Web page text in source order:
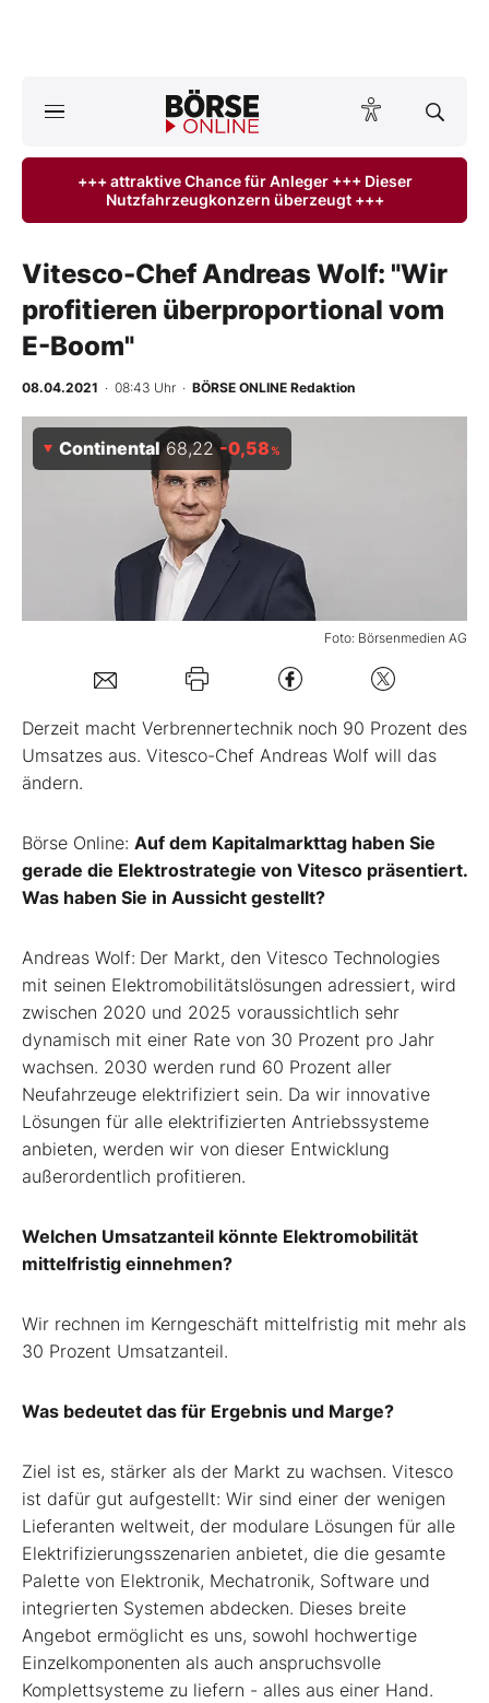
ktuelle Ausgabe BÖRSE ONLINE lesen
Finanz-Check
BO-Musterdepots
Experten
Mein Konto
Folgen Sie uns
Kontakt
+++ attraktive Chance für Anleger +++ Dieser
Nutzfahrzeugkonzern überzeugt +++
Vitesco-Chef Andreas Wolf: "Wir
profitieren überproportional vom
E-Boom"
08.04.2021 · 08:43 Uhr · BÖRSE ONLINE Redaktion
Foto: Börsenmedien AG
Continental 68,22 -0,58 %
Derzeit macht Verbrennertechnik noch 90 Prozent des
Umsatzes aus. Vitesco-Chef Andreas Wolf will das
ändern.
Börse Online: Auf dem Kapitalmarkttag haben Sie
gerade die Elektrostrategie von Vitesco präsentiert.
Was haben Sie in Aussicht gestellt?
Andreas Wolf: Der Markt, den Vitesco Technologies
mit seinen Elektromobilitätslösungen adressiert, wird
zwischen 2020 und 2025 voraussichtlich sehr
dynamisch mit einer Rate von 30 Prozent pro Jahr
wachsen. 2030 werden rund 60 Prozent aller
Neufahrzeuge elektrifiziert sein. Da wir innovative
Lösungen für alle elektrifizierten Antriebssysteme
anbieten, werden wir von dieser Entwicklung
außerordentlich profitieren.
Welchen Umsatzanteil könnte Elektromobilität
mittelfristig einnehmen?
Wir rechnen im Kerngeschäft mittelfristig mit mehr als
30 Prozent Umsatzanteil.
Was bedeutet das für Ergebnis und Marge?
Ziel ist es, stärker als der Markt zu wachsen. Vitesco
ist dafür gut aufgestellt: Wir sind einer der wenigen
Lieferanten weltweit, der modulare Lösungen für alle
Elektrifizierungsszenarien anbietet, die die gesamte
Palette von Elektronik, Mechatronik, Software und
integrierten Systemen abdecken. Dieses breite
Angebot ermöglicht es uns, sowohl hochwertige
Einzelkomponenten als auch anspruchsvolle
Komplettsysteme zu liefern - alles aus einer Hand.